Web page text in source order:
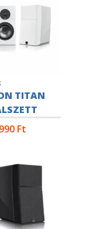
TITAN
Ft